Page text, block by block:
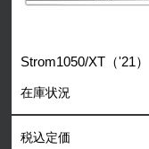
Strom1050/XT（'21）
在庫状況
税込定価